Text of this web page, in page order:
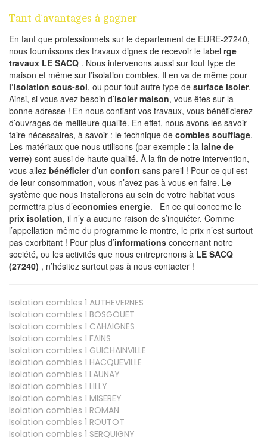
Tant d’avantages à gagner
En tant que professionnels sur le departement de EURE-27240,
nous fournissons des travaux dignes de recevoir le label rge
travaux LE SACQ . Nous intervenons aussi sur tout type de
maison et même sur l’isolation combles. Il en va de même pour
l’isolation sous-sol, ou pour tout autre type de surface isoler.
Ainsi, si vous avez besoin d’isoler maison, vous êtes sur la
bonne adresse ! En nous confiant vos travaux, vous bénéficierez
d’ouvrages de meilleure qualité. En effet, nous avons les savoir-
faire nécessaires, à savoir : le technique de combles soufflage.
Les matériaux que nous utilisons (par exemple : la laine de
verre) sont aussi de haute qualité. À la fin de notre intervention,
vous allez bénéficierd’un confort sans pareil ! Pour ce qui est
de leur consommation, vous n’avez pas à vous en faire. Le
système que nous installerons au sein de votre habitat vous
permettra plus d’economies energie. En ce qui concerne le
prix isolation, il n’y a aucune raison de s’inquiéter. Comme
l’appellation même du programme le montre, le prix n’est surtout
pas exorbitant ! Pour plus d’informations concernant notre
société, ou les activités que nous entreprenons à LE SACQ
(27240) , n’hésitez surtout pas à nous contacter !
Isolation combles 1 AUTHEVERNES
Isolation combles 1 BOSGOUET
Isolation combles 1 CAHAIGNES
Isolation combles 1 FAINS
Isolation combles 1 GUICHAINVILLE
Isolation combles 1 HACQUEVILLE
Isolation combles 1 LAUNAY
Isolation combles 1 LILLY
Isolation combles 1 MISEREY
Isolation combles 1 ROMAN
Isolation combles 1 ROUTOT
Isolation combles 1 SERQUIGNY